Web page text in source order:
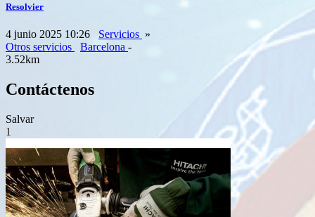
Resolvier
4 junio 2025 10:26 Servicios »
Otros servicios
Barcelona -
3.52km
Contáctenos
Salvar
1